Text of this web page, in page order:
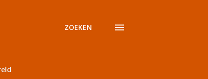
ZOEKEN